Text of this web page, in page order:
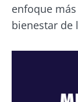
enfoque
bienestar de